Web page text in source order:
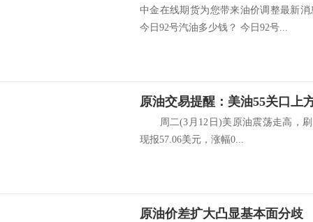
中金在线期货为您带来油价调整最新
今日92号汽油多少钱？ 今日92号...
周二(3月12日)美原油震荡走高，刷
现报57.06美元，涨幅0...
原油价差扩大凸显基本面分歧